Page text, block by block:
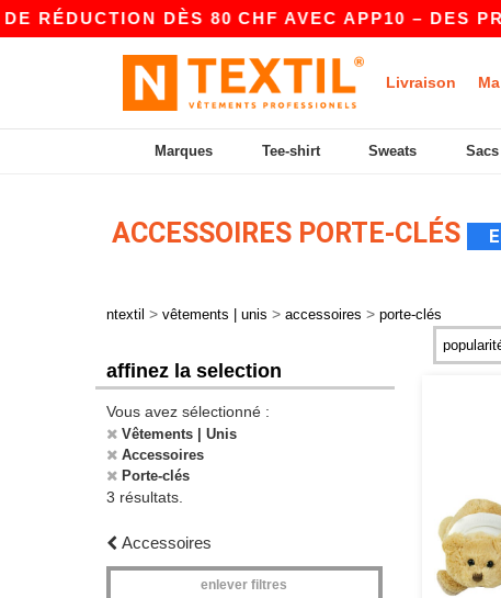
DÈS 80 CHF AVEC APP10 – DES
Livraison
Marques Tee-shirt Sweats Sacs
ACCESSOIRES PORTE-CLÉS
ntextil > vêtements | unis > accessoires > porte-clés
affinez la selection
Vous avez sélectionné :
Vêtements | Unis
Accessoires
Porte-clés
3 résultats.
Accessoires
enlever filtres